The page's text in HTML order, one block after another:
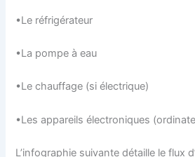
•Le réfrigérateur
•La pompe à eau
•Le chauffage (si électrique)
•Les appareils électroniques
L’infographie suivante détaille le flux